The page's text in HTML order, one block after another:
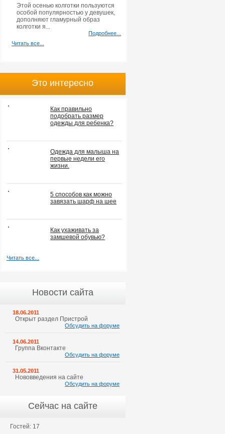
Этой осенью колготки пользуются
особой популярностью у девушек,
дополняют гламурный образ
колготки я...
Подробнее...
Читать все...
Это интересно
Как правильно
подобрать размер
одежды для ребенка?
Одежда для малыша на
первые недели его
жизни.
5 способов как можно
завязать шарф на шее
Как ухаживать за
замшевой обувью?
Читать все...
Новости сайта
18.06.2011
Открыт раздел Пристрой
Обсудить на форуме
14.06.2011
Группа Вконтакте
Обсудить на форуме
31.05.2011
Нововведения на сайте
Обсудить на форуме
Сейчас на сайте
Гостей: 17